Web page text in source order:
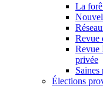
La
Revue
Revue
privée
Saines
Élections